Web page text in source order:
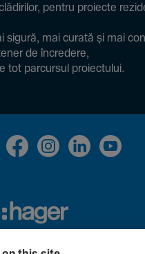
pentru proiecte
sigură, mai curată și mai
de încre­dere,
tot parcursul proiec­tului.